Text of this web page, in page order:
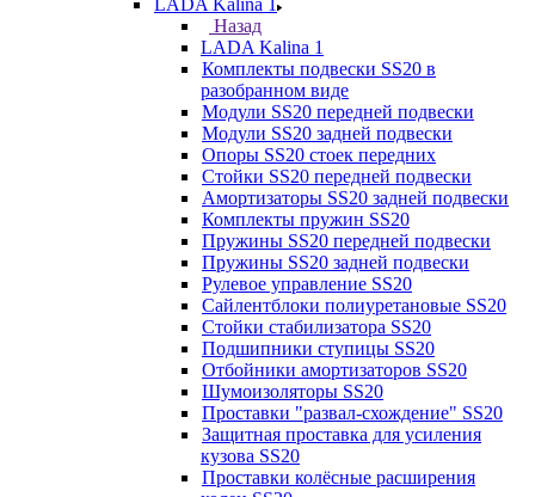
LADA Kalina 1
Назад
LADA Kalina 1
Комплекты подвески SS20 в
разобранном виде
Модули SS20 передней подвески
Модули SS20 задней подвески
Опоры SS20 стоек передних
Стойки SS20 передней подвески
Амортизаторы SS20 задней подвески
Комплекты пружин SS20
Пружины SS20 передней подвески
Пружины SS20 задней подвески
Рулевое управление SS20
Сайлентблоки полиуретановые SS20
Стойки стабилизатора SS20
Подшипники ступицы SS20
Отбойники амортизаторов SS20
Шумоизоляторы SS20
Проставки "развал-схождение" SS20
Защитная проставка для усиления
кузова SS20
Проставки колёсные расширения